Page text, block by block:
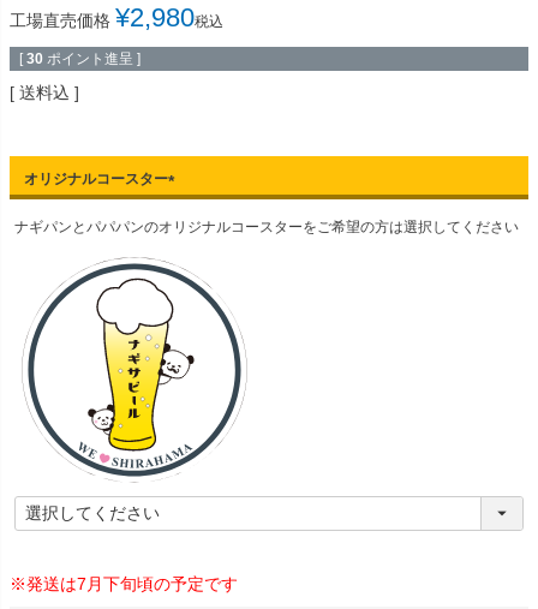
工場直売価格 ¥2,980税込
[ 30 ポイント進呈 ]
送料込
オリジナルコースター
(
必
)
ナギパンとパパパンのオリジナルコースターをご希望の方は選択してください
※発送は7月下旬頃の予定です